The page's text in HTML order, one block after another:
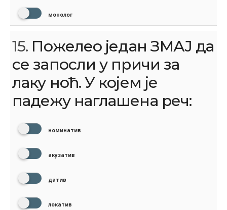
монолог
15. Пожелео један ЗМАЈ да
се запосли у причи за
лаку ноћ. У којем је
падежу наглашена реч:
номинатив
акузатив
датив
локатив